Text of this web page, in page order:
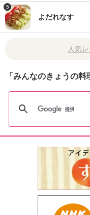
5
よだれなす
人気
「みんなのきょうの